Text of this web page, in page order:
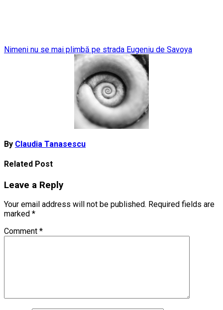
Post
Nimeni nu se mai plimbă pe strada Eugeniu de Savoya
By Claudia Tanasescu
Related Post
Leave a Reply
Your email address will not be published. Required fields are
marked *
Comment *